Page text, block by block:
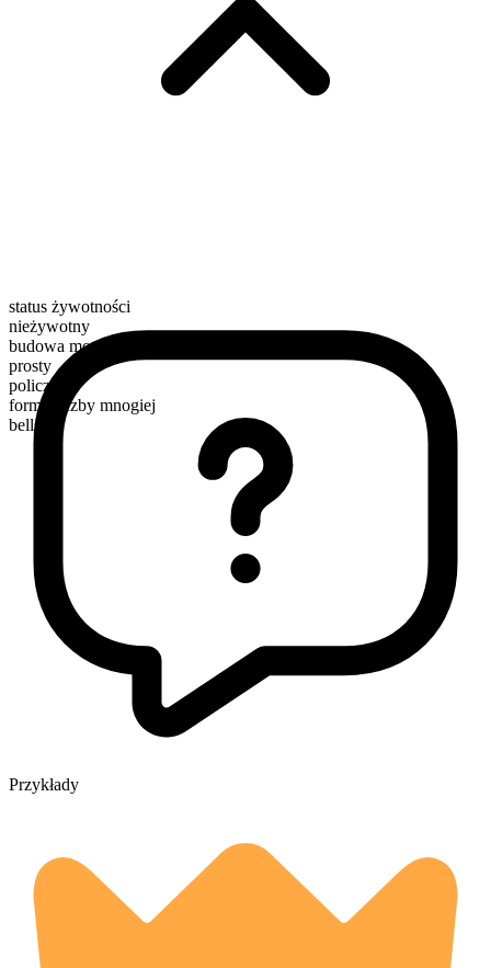
status żywotności
nieżywotny
budowa morfologiczna
prosty
policzalny
forma liczby mnogiej
bells
Przykłady